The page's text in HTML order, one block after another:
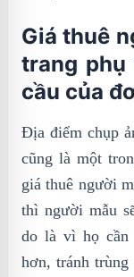
Giá thuê
trang phụ
cầu của
Địa điểm chụp
cũng là một
giá thuê người
thì người mẫu
do là vì họ cần
hơn, tránh